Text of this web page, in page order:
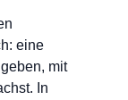
eine
mit
In